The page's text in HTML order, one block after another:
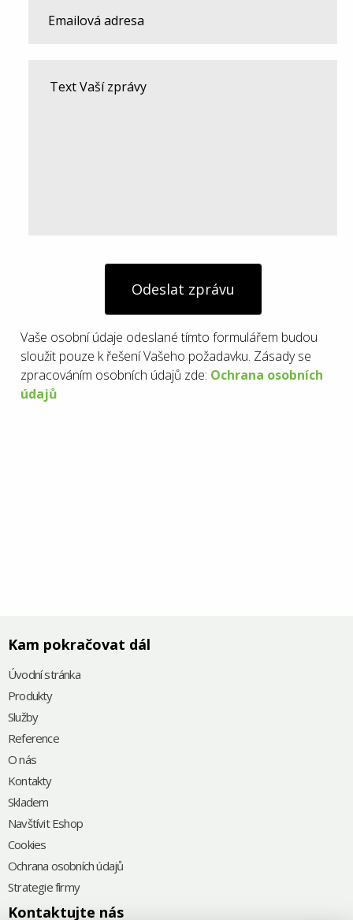
Odeslat zprávu
Vaše osobní údaje odeslané tímto formulářem budou
sloužit pouze k řešení Vašeho požadavku. Zásady se
zpracováním osobních údajů zde: Ochrana osobních
údajů
Kam pokračovat dál
Úvodní stránka
Produkty
Služby
Reference
O nás
Kontakty
Skladem
Navštívit Eshop
Cookies
Ochrana osobních údajů
Strategie firmy
Kontaktujte nás